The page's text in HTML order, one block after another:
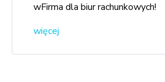
wFirma dla biur rachunkowych!
więcej